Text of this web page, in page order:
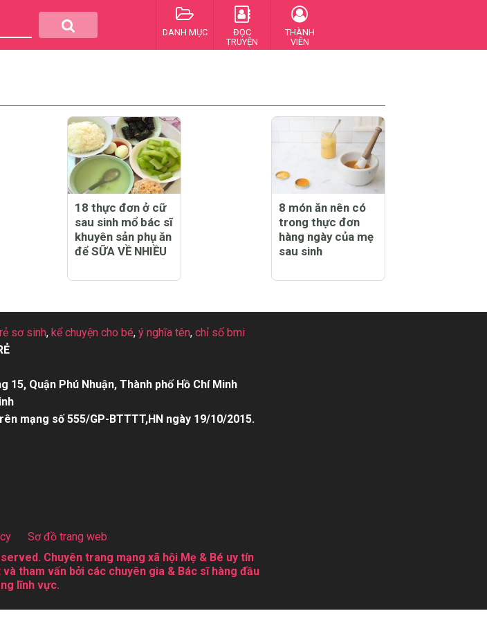
DANH MỤC
ĐỌC
TRUYỆN
THÀNH
VIÊN
18 thực đơn ở cữ
sau sinh mổ bác sĩ
khuyên sản phụ ăn
để SỮA VỀ NHIỀU
8 món ăn nên có
trong thực đơn
hàng ngày của mẹ
sau sinh
sơ sinh, kể chuyện cho bé, ý nghĩa tên, chỉ số bmi
15, Quận Phú Nhuận, Thành phố Hồ Chí Minh
mạng số 555/GP-BTTTT,HN ngày 19/10/2015.
Sơ đồ trang web
Chuyên trang mạng xã hội Mẹ & Bé uy tín
tham vấn bởi các chuyên gia & Bác sĩ hàng đầu
lĩnh vực.